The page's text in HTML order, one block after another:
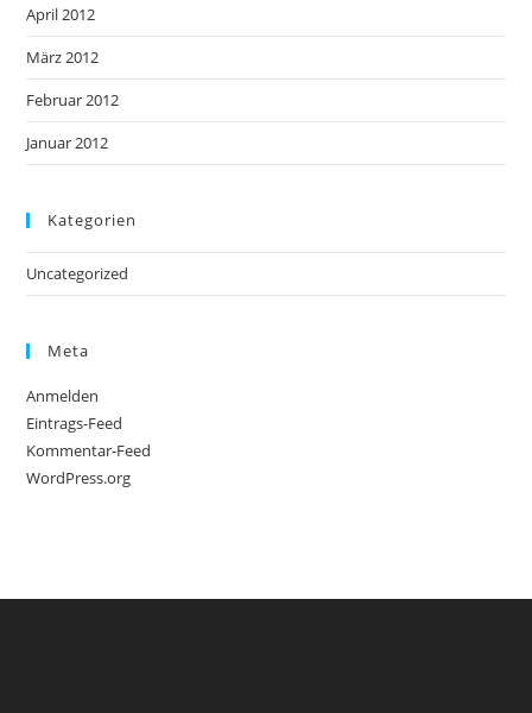
April 2012
März 2012
Februar 2012
Januar 2012
Kategorien
Uncategorized
Meta
Anmelden
Eintrags-Feed
Kommentar-Feed
WordPress.org